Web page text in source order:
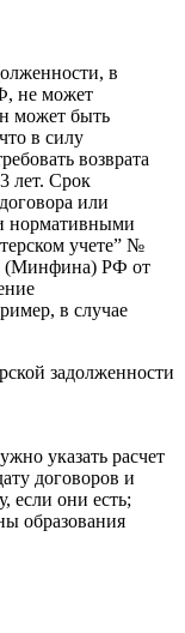
в
не может
может быть
в силу
возврата
лет. Срок
или
нормативными
учете” №
(Минфина) РФ от
в случае
задолженности
указать расчет
договоров и
если они есть;
образования